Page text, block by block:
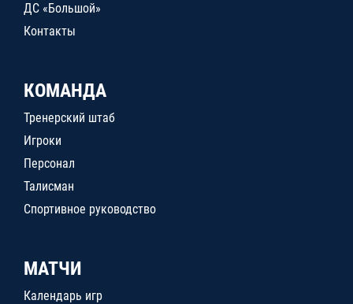
ДС «Большой»
Контакты
КОМАНДА
Тренерский штаб
Игроки
Персонал
Талисман
Спортивное руководство
МАТЧИ
Календарь игр